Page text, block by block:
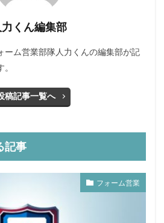
力くん編集部
ーム営業部隊人力くんの編集部が記
稿記事一覧へ
記事
フォーム営業